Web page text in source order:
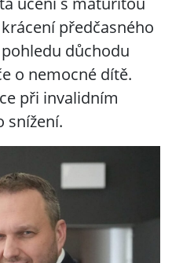
předčasného
důchodu
o nemocné dítě.
při invalidním
snížení.